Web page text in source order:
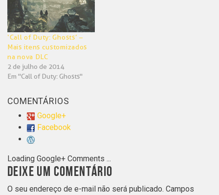
‘Call of Duty: Ghosts’ –
Mais itens customizados
na nova DLC
2 de julho de 2014
Em "Call of Duty: Ghosts"
COMENTÁRIOS
Google+
Facebook
Loading Google+ Comments ...
DEIXE UM COMENTÁRIO
O seu endereço de e-mail não será publicado. Campos